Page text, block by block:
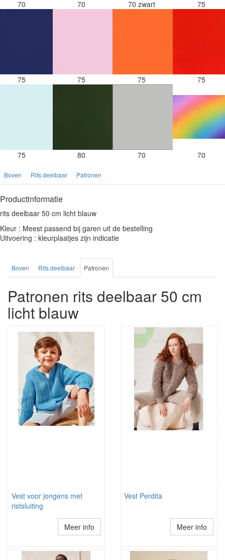
70 70 70 zwart 75
75 75 75 75
75 80 70 70
Boven Rits deelbaar Patronen
Productinformatie
rits deelbaar 50 cm licht blauw
Kleur : Meest passend bij garen uit de bestelling
Uitvoering : kleurplaatjes zijn indicatie
Boven Rits deelbaar Patronen
Patronen rits deelbaar 50 cm
licht blauw
Vest voor jongens met
ristsluiting
Meer info
Vest Perdita
Meer info